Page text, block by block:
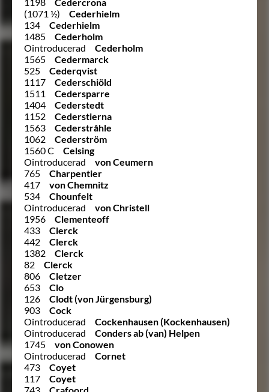
1198
Cedercrona
(1071 ½)
Cederhielm
134
Cederhielm
1485
Cederholm
Ointroducerad
Cederholm
1565
Cedermarck
525
Cederqvist
1117
Cederschiöld
1511
Cedersparre
1404
Cederstedt
1152
Cederstierna
1563
Cederstråhle
1062
Cederström
1560 C
Celsing
Ointroducerad
von Ceumern
765
Charpentier
417
von Chemnitz
534
Chounfelt
Ointroducerad
von Christell
1956
Clementeoff
433
Clerck
442
Clerck
1382
Clerck
82
Clerck
806
Cletzer
653
Clo
126
Clodt (von Jürgensburg)
903
Cock
Ointroducerad
Cockenhausen (Kockenhausen)
Ointroducerad
Conders ab (van) Helpen
1745
von Conowen
Ointroducerad
Cornet
473
Coyet
117
Coyet